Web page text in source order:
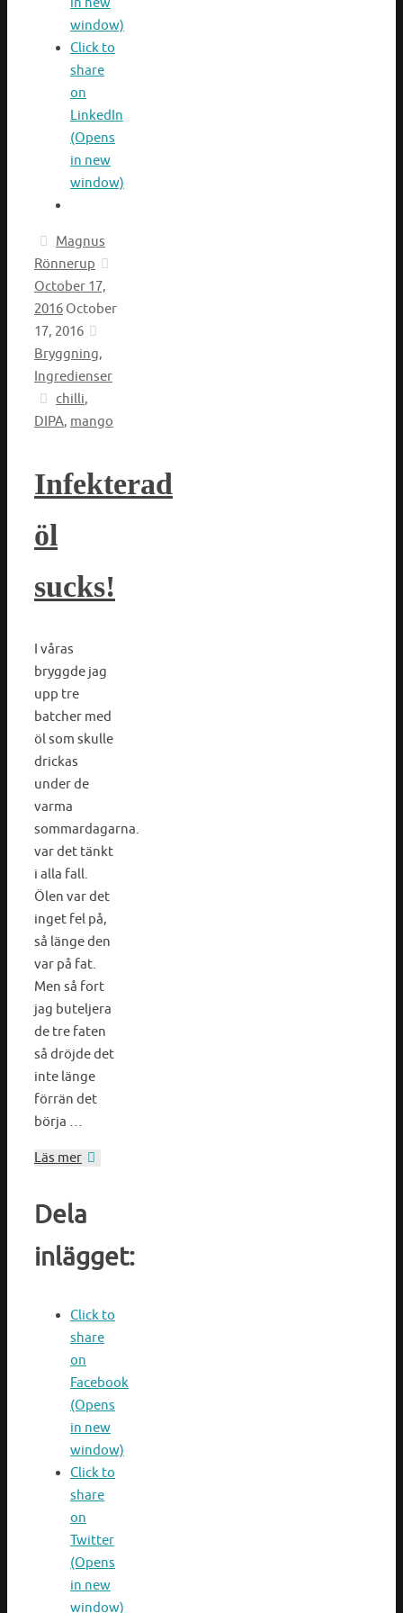
window)
Click to
share
on
LinkedIn
(Opens
in new
window)
Magnus
Rönnerup
October 17,
2016 October
17, 2016
Bryggning,
Ingredienser
chilli,
DIPA, mango
Infekterad
öl
sucks!
I våras
bryggde jag
upp tre
batcher med
öl som skulle
drickas
under de
varma
sommardagarna.
var det tänkt
i alla fall.
Ölen var det
inget fel på,
så länge den
var på fat.
Men så fort
jag buteljera
de tre faten
så dröjde det
inte länge
förrän det
börja …
Läs mer
Dela
inlägget:
Click to
share
on
Facebook
(Opens
in new
window)
Click to
share
on
Twitter
(Opens
in new
window)